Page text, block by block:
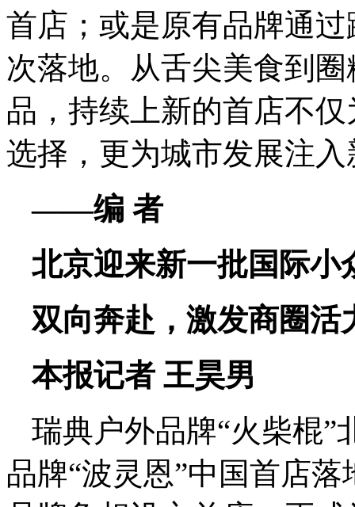
首店；或是原有品牌通
次落地。从舌尖美食到
品，持续上新的首店不
选择，更为城市发展注
——编 者
北京迎来新一批国际
双向奔赴，激发商圈活
本报记者 王昊男
瑞典户外品牌“火柴棍”
品牌“波灵恩”中国首店